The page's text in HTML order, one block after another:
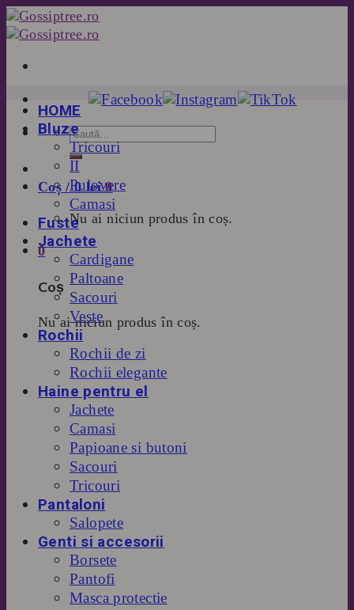
Skip
to
Coș /0lei 0
Nu ai niciun produs în coș.
0
Coș
Nu ai niciun produs în coș.
HOME
Bluze
Tricouri
II
Pulovere
Camasi
Fuste
Jachete
Cardigane
Paltoane
Sacouri
Veste
Rochii
Rochii de zi
Rochii elegante
Haine pentru el
Jachete
Camasi
Papioane si butoni
Sacouri
Tricouri
Pantaloni
Salopete
Genti si accesorii
Borsete
Pantofi
Masca protectie